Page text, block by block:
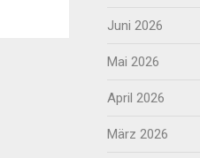
Juni 2026
Mai 2026
April 2026
März 2026